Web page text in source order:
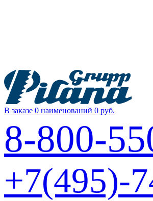
В заказе 0 наименований 0 руб.
8-800-
+7(495)-